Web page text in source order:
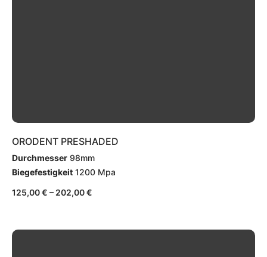
ORODENT PRESHADED
Durchmesser 98mm
Biegefestigkeit 1200 Mpa
125,00€ – 202,00€